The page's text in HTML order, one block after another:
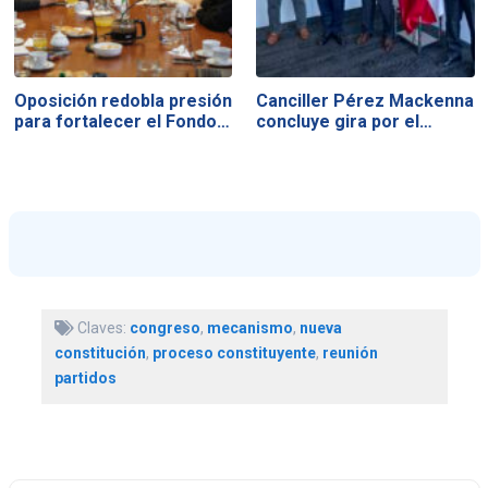
Oposición redobla presión
para fortalecer el Fondo…
Canciller Pérez Mackenna
concluye gira por el…
Claves: congreso, mecanismo, nueva
constitución, proceso constituyente, reunión
partidos